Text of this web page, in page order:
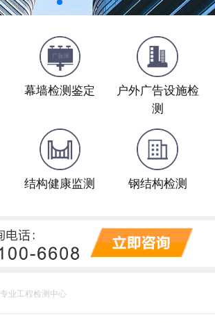
幕墙检测鉴定
户外广告设施检
测
结构健康监测 钢结构检测
专业工程检测中心